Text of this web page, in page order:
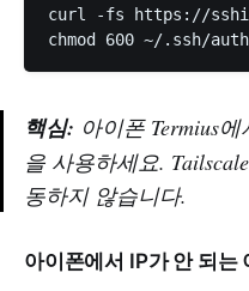
curl -fs https://
핵심: 아이폰 Termius
을 사용하세요.
동하지 않습니다.
아이폰에서 IP가 안 되는